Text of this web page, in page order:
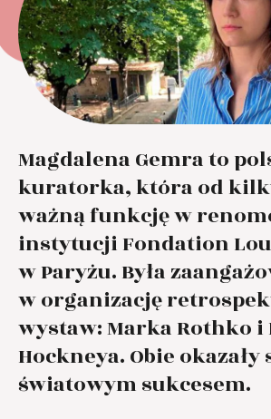
Magdalena Gemra to
kuratorka, która od
ważną funkcję w
instytucji Fondation
w Paryżu. Była
w organizację
wystaw: Marka Rothko i
Hockneya. Obie okazały
światowym sukcesem.